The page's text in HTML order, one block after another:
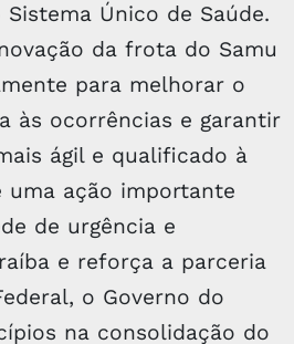
Único de Saúde.
da frota do Samu
para melhorar o
às ocorrências e garantir
ágil e qualificado à
uma ação importante
de urgência e
e reforça a parceria
o Governo do
na consolidação do